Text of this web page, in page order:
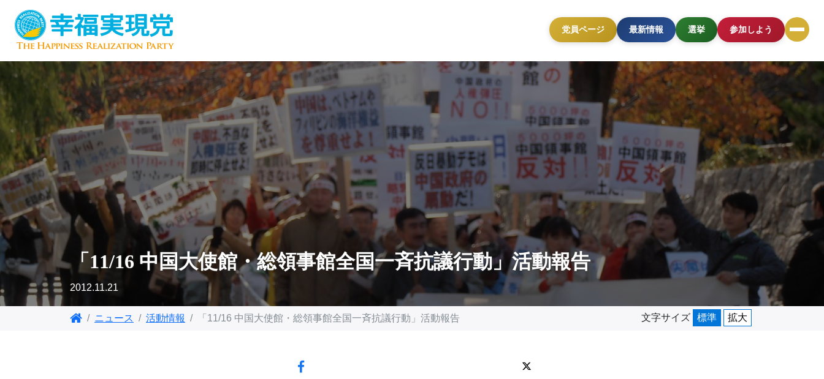
党員ページ 最新情報 選挙 参加しよう
「11/16 中国大使館・総領事館全国一斉抗議行動」活動報告
2012.11.21
ニュース 活動情報 「11/16 中国大使館・総領事館全国一斉抗議行動」活動報告 文字サイズ 標準 拡大